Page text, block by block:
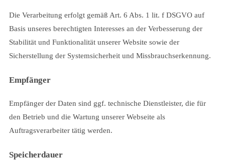
Die Verarbeitung erfolgt gemäß Art. 6 Abs. 1 lit. f DSGVO auf
Basis unseres berechtigten Interesses an der Verbesserung der
Stabilität und Funktionalität unserer Website sowie der
Sicherstellung der Systemsicherheit und Missbrauchserkennung.
Empfänger
Empfänger der Daten sind ggf. technische Dienstleister, die für
den Betrieb und die Wartung unserer Webseite als
Auftragsverarbeiter tätig werden.
Speicherdauer